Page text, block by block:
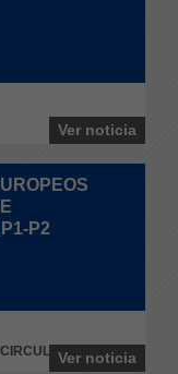
Ver noticia
P2
P1-P2
Ver noticia